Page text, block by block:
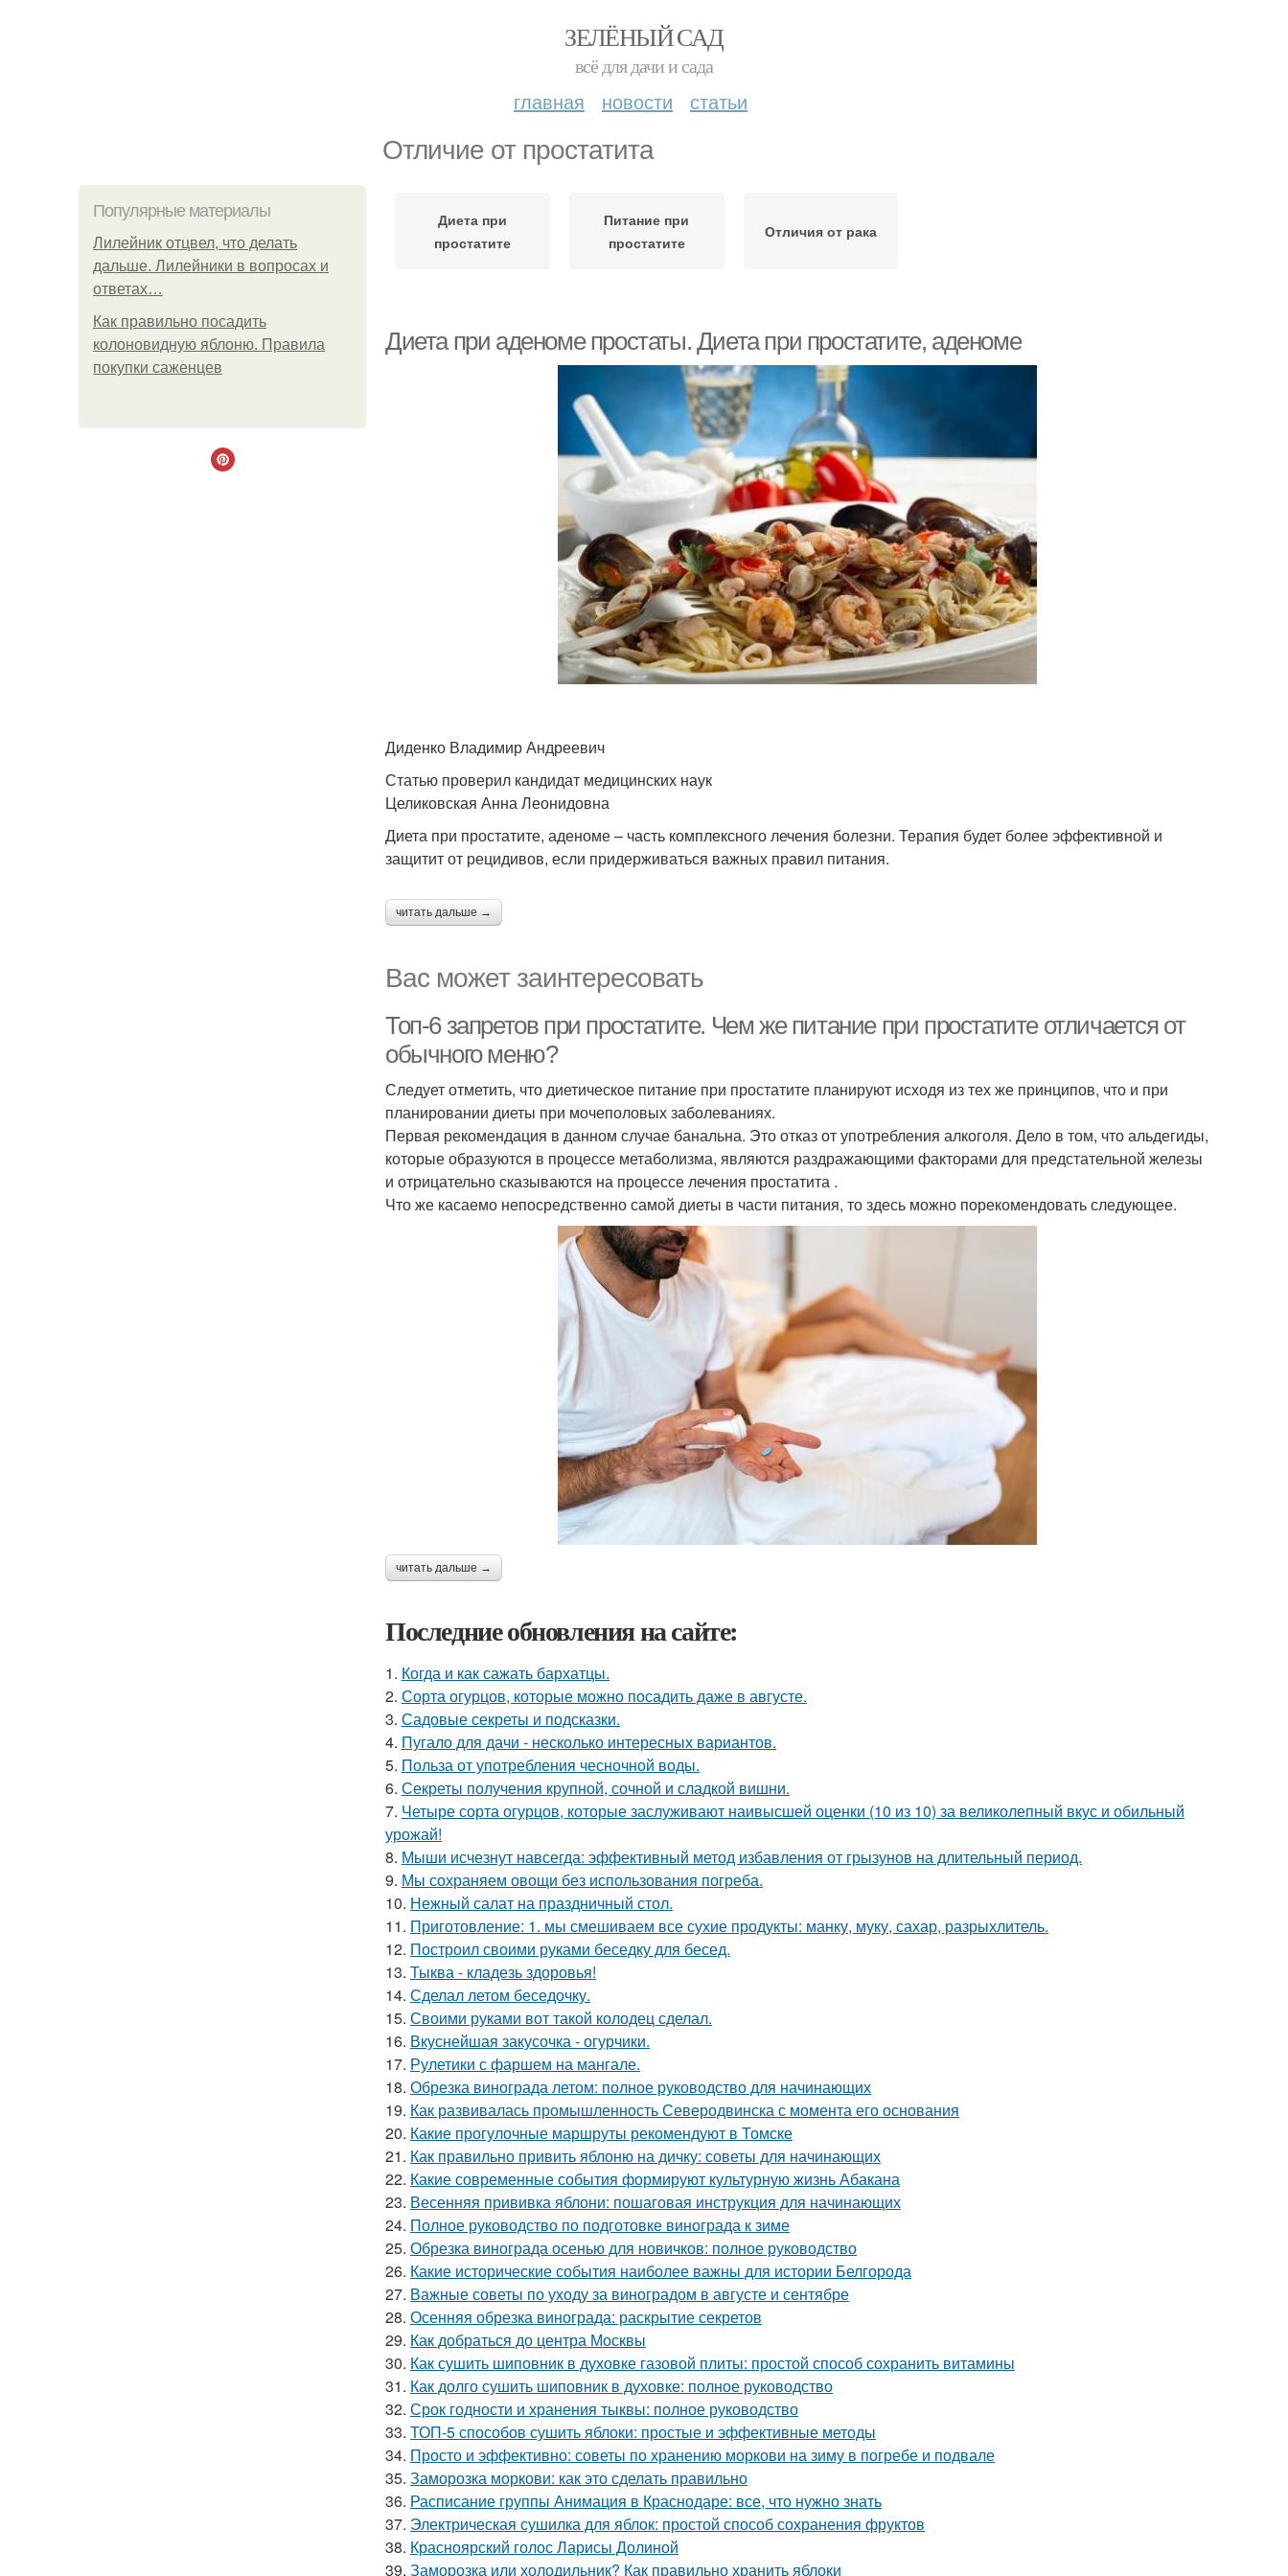
ЗЕЛЁНЫЙ САД
всё для дачи и сада
главная новости статьи
Отличие от простатита
Популярные материалы
Лилейник отцвел, что делать
дальше. Лилейники в вопросах и
ответах…
Как правильно посадить
колоновидную яблоню. Правила
покупки саженцев
Диета при
простатите
Питание при
простатите
Отличия от рака
Диета при аденоме простаты. Диета при простатите, аденоме
Диденко Владимир Андреевич
Статью проверил кандидат медицинских наук
Целиковская Анна Леонидовна
Диета при простатите, аденоме – часть комплексного лечения болезни. Терапия будет более эффективной и
защитит от рецидивов, если придерживаться важных правил питания.
читать дальше →
Вас может заинтересовать
Топ-6 запретов при простатите. Чем же питание при простатите отличается от
обычного меню?
Следует отметить, что диетическое питание при простатите планируют исходя из тех же принципов, что и при
планировании диеты при мочеполовых заболеваниях.
Первая рекомендация в данном случае банальна. Это отказ от употребления алкоголя. Дело в том, что альдегиды,
которые образуются в процессе метаболизма, являются раздражающими факторами для предстательной железы
и отрицательно сказываются на процессе лечения простатита .
Что же касаемо непосредственно самой диеты в части питания, то здесь можно порекомендовать следующее.
читать дальше →
Последние обновления на сайте:
1. Когда и как сажать бархатцы.
2. Сорта огурцов, которые можно посадить даже в августе.
3. Садовые секреты и подсказки.
4. Пугало для дачи - несколько интересных вариантов.
5. Польза от употребления чесночной воды.
6. Секреты получения крупной, сочной и сладкой вишни.
7. Четыре сорта огурцов, которые заслуживают наивысшей оценки (10 из 10) за великолепный вкус и обильный
урожай!
8. Мыши исчезнут навсегда: эффективный метод избавления от грызунов на длительный период.
9. Мы сохраняем овощи без использования погреба.
10. Нежный салат на праздничный стол.
11. Приготовление: 1. мы смешиваем все сухие продукты: манку, муку, сахар, разрыхлитель.
12. Построил своими руками беседку для бесед.
13. Тыква - кладезь здоровья!
14. Сделал летом беседочку.
15. Своими руками вот такой колодец сделал.
16. Вкуснейшая закусочка - огурчики.
17. Рулетики с фаршем на мангале.
18. Обрезка винограда летом: полное руководство для начинающих
19. Как развивалась промышленность Северодвинска с момента его основания
20. Какие прогулочные маршруты рекомендуют в Томске
21. Как правильно привить яблоню на дичку: советы для начинающих
22. Какие современные события формируют культурную жизнь Абакана
23. Весенняя прививка яблони: пошаговая инструкция для начинающих
24. Полное руководство по подготовке винограда к зиме
25. Обрезка винограда осенью для новичков: полное руководство
26. Какие исторические события наиболее важны для истории Белгорода
27. Важные советы по уходу за виноградом в августе и сентябре
28. Осенняя обрезка винограда: раскрытие секретов
29. Как добраться до центра Москвы
30. Как сушить шиповник в духовке газовой плиты: простой способ сохранить витамины
31. Как долго сушить шиповник в духовке: полное руководство
32. Срок годности и хранения тыквы: полное руководство
33. ТОП-5 способов сушить яблоки: простые и эффективные методы
34. Просто и эффективно: советы по хранению моркови на зиму в погребе и подвале
35. Заморозка моркови: как это сделать правильно
36. Расписание группы Анимация в Краснодаре: все, что нужно знать
37. Электрическая сушилка для яблок: простой способ сохранения фруктов
38. Красноярский голос Ларисы Долиной
39. Заморозка или холодильник? Как правильно хранить яблоки